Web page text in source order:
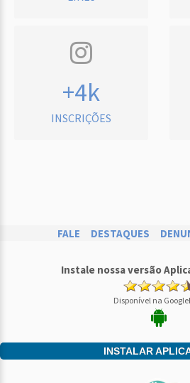
+4k
INSCRIÇÕES
FALE DESTAQUES
Instale nossa versão
Disponível na
INSTALAR